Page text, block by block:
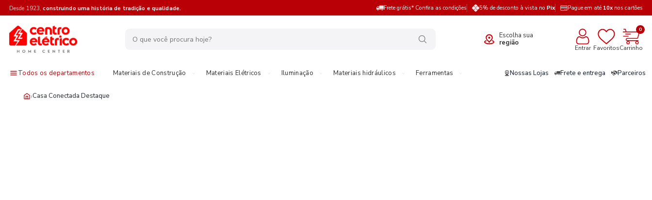
Desde 1923,construindo uma história de tradição e qualidade. Frete grátis* Confira as condições 5% de desconto à vista no Pix Pague em até 10x nos cartões
Escolha sua
região
Entrar Favoritos
0
Carrinho
Todos os departamentos Materiais de Construção Materiais Elétricos Iluminação Materiais hidráulicos Ferramentas Nossas Lojas Frete e entrega Parceiros
›Casa Conectada Destaque